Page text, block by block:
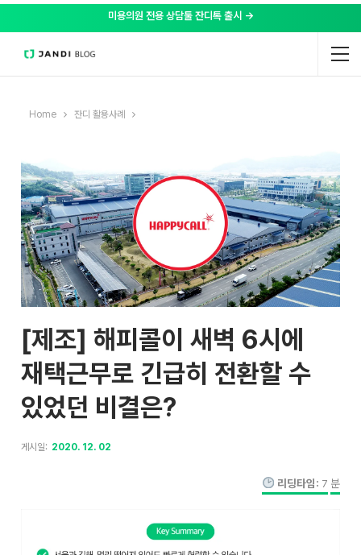
미용의원 전용 상담툴 잔디톡 출시 →
Home 잔디 활용사례
[제조] 해피콜이 새벽 6시에
재택근무로 긴급히 전환할 수
있었던 비결은?
게시일: 2020. 12. 02
리딩타임: 7 분